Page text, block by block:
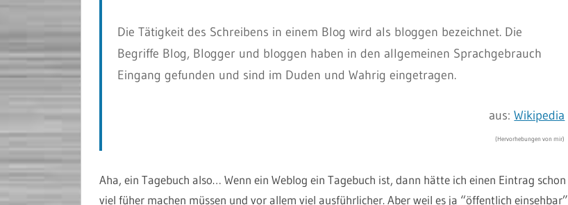
Die Tätigkeit des Schreibens in einem Blog wird als bloggen bezeichnet. Die
Begriffe Blog, Blogger und bloggen haben in den allgemeinen Sprachgebrauch
Eingang gefunden und sind im Duden und Wahrig eingetragen.
aus:Wikipedia
(Hervorhebungen von mir)
Aha, ein Tagebuch also… Wenn ein Weblog ein Tagebuch ist, dann hätte ich einen Eintrag schon
viel füher machen müssen und vor allem viel ausführlicher. Aber weil es ja “öffentlich einsehbar”